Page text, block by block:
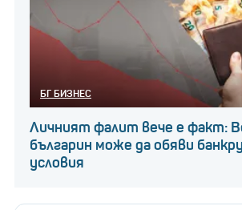
БГ БИЗНЕС
Личният фалит вече е факт:
българин може да обяви
условия